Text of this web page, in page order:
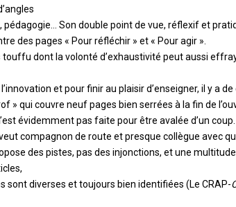
pédagogie… Son double point de vue, réflexif et
des pages « Pour réfléchir » et « Pour agir ».
touffu dont la volonté d’exhaustivité peut aussi
et pour finir au plaisir d’enseigner, il y a
» qui couvre neuf pages bien serrées à la fin de
évidemment pas faite pour être avalée d’un
compagnon de route et presque collègue avec
des pistes, pas des injonctions, et une
sont diverses et toujours bien identifiées (Le CRAP-